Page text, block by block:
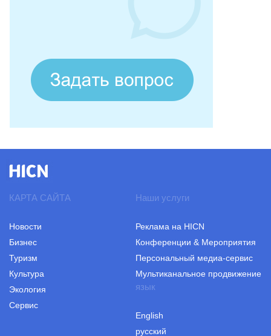
КАРТА САЙТА
Новости
Бизнес
Туризм
Культура
Экология
Сервис
Наши услуги
Реклама на HICN
Конференции & Мероприятия
Персональный медиа-сервис
Мультиканальное продвижение
язык
English
русский